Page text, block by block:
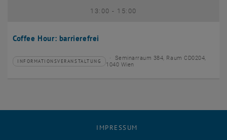
Coffee Hour: barrierefrei
13:00- bis
15:00
Veranstaltungstyp:
INFORMATIONSVERANSTALTUNG
Veranstaltungsort:
Seminarraum 384, Raum CD0204,
1040 Wien
IMPRESSUM